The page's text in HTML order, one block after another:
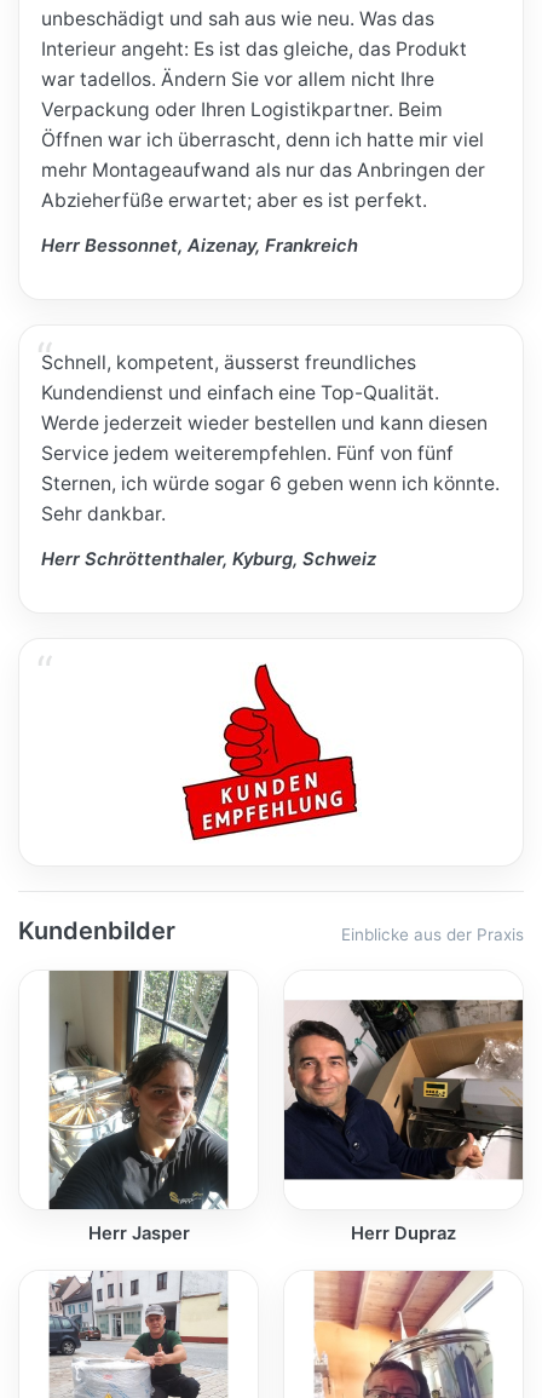
unbeschädigt und sah aus wie neu. Was das
Interieur angeht: Es ist das gleiche, das Produkt
war tadellos. Ändern Sie vor allem nicht Ihre
Verpackung oder Ihren Logistikpartner. Beim
Öffnen war ich überrascht, denn ich hatte mir viel
mehr Montageaufwand als nur das Anbringen der
Abzieherfüße erwartet; aber es ist perfekt.
Herr Bessonnet, Aizenay, Frankreich
Schnell, kompetent, äusserst freundliches
Kundendienst und einfach eine Top-Qualität.
Werde jederzeit wieder bestellen und kann diesen
Service jedem weiterempfehlen. Fünf von fünf
Sternen, ich würde sogar 6 geben wenn ich könnte.
Sehr dankbar.
Herr Schröttenthaler, Kyburg, Schweiz
Kundenbilder Einblicke aus der Praxis
Herr Jasper Herr Dupraz